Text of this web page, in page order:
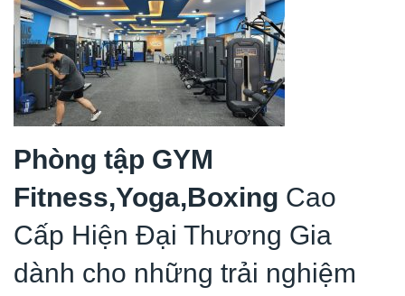
Phòng tập GYM
Fitness,Yoga,Boxing Cao
Cấp Hiện Đại Thương Gia
dành cho những trải nghiệm